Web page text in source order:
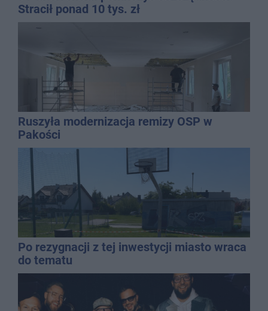
Stracił ponad 10 tys. zł
Ruszyła modernizacja remizy OSP w
Pakości
Po rezygnacji z tej inwestycji miasto wraca
do tematu